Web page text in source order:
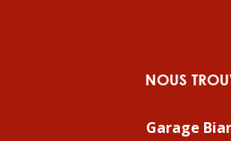
NOUS
Garage